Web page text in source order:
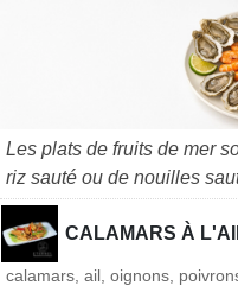
Les plats de fruits de mer
riz sauté ou de nouilles
CALAMARS À
calamars, ail, oignons,